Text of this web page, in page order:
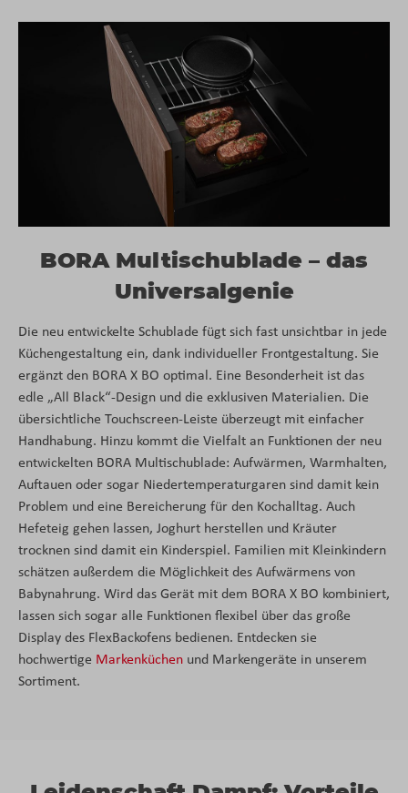
BORA Multischublade – das
Universalgenie
Die neu entwickelte Schublade fügt sich fast unsichtbar in jede
Küchengestaltung ein, dank individueller Frontgestaltung. Sie
ergänzt den BORA X BO optimal. Eine Besonderheit ist das
edle „All Black“-Design und die exklusiven Materialien. Die
übersichtliche Touchscreen-Leiste überzeugt mit einfacher
Handhabung. Hinzu kommt die Vielfalt an Funktionen der neu
entwickelten BORA Multischublade: Aufwärmen, Warmhalten,
Auftauen oder sogar Niedertemperaturgaren sind damit kein
Problem und eine Bereicherung für den Kochalltag. Auch
Hefeteig gehen lassen, Joghurt herstellen und Kräuter
trocknen sind damit ein Kinderspiel. Familien mit Kleinkindern
schätzen außerdem die Möglichkeit des Aufwärmens von
Babynahrung. Wird das Gerät mit dem BORA X BO kombiniert,
lassen sich sogar alle Funktionen flexibel über das große
Display des FlexBackofens bedienen. Entdecken sie
hochwertige Markenküchen und Markengeräte in unserem
Sortiment.